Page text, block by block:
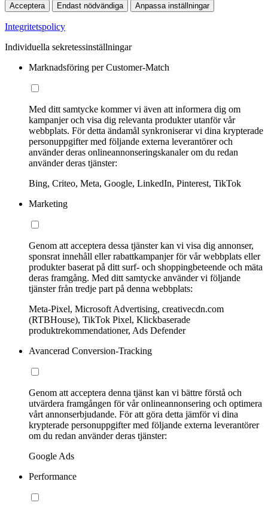
Acceptera Endast nödvändiga Anpassa inställningar
Integritetspolicy
Individuella sekretessinställningar
Marknadsföring per Customer-Match
Med ditt samtycke kommer vi även att informera dig om
kampanjer och visa dig relevanta produkter utanför vår
webbplats. För detta ändamål synkroniserar vi dina krypterade
personuppgifter med följande externa leverantörer och
använder deras onlineannonseringskanaler om du redan
använder deras tjänster:
Bing, Criteo, Meta, Google, LinkedIn, Pinterest, TikTok
Marketing
Genom att acceptera dessa tjänster kan vi visa dig annonser,
sponsrat innehåll eller rabattkampanjer för vår webbplats eller
produkter baserat på ditt surf- och shoppingbeteende och mäta
deras framgång. Med ditt samtycke använder vi följande
tjänster från tredje part på denna webbplats:
Meta-Pixel, Microsoft Advertising, creativecdn.com
(RTBHouse), TikTok Pixel, Klickbaserade
produktrekommendationer, Ads Defender
Avancerad Conversion-Tracking
Genom att acceptera denna tjänst kan vi bättre förstå och
utvärdera framgången för vår onlineannonsering och optimera
vårt annonserbjudande. För att göra detta jämför vi dina
krypterade personuppgifter med följande externa leverantörer
om du redan använder deras tjänster:
Google Ads
Performance